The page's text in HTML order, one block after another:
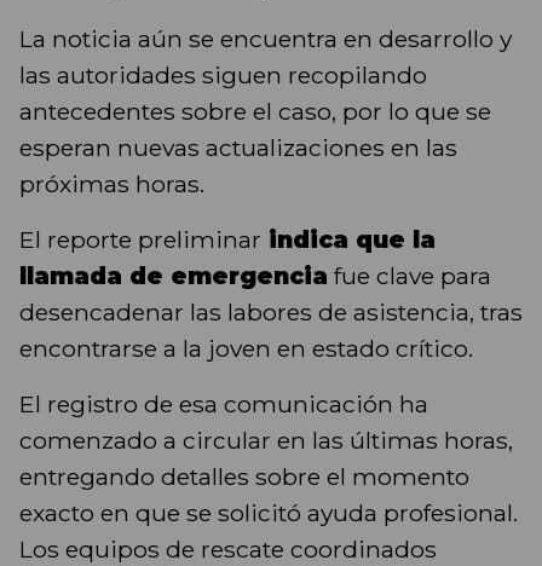
La noticia aún se encuentra en desarrollo y
las autoridades siguen recopilando
antecedentes sobre el caso, por lo que se
esperan nuevas actualizaciones en las
próximas horas.
El reporte preliminar indica que la
llamada de emergencia fue clave para
desencadenar las labores de asistencia, tras
encontrarse a la joven en estado crítico.
El registro de esa comunicación ha
comenzado a circular en las últimas horas,
entregando detalles sobre el momento
exacto en que se solicitó ayuda profesional.
Los equipos de rescate coordinados